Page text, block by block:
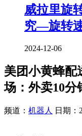
威拉里旋
究—旋转
2024-12-06
美团小黄蜂配
场：外卖10分
频道： 机器人 日期：